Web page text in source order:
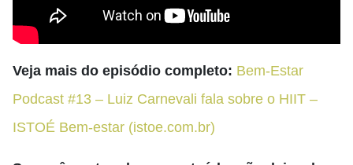
Veja mais do episódio completo: Bem-Estar
Podcast #13 – Luiz Carnevali fala sobre o HIIT –
ISTOÉ Bem-estar (istoe.com.br)